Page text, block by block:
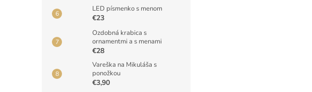
LED písmenko s menom
€23
Ozdobná krabica s
ornamentmi a s menami
€28
Vareška na Mikuláša s
ponožkou
€3,90